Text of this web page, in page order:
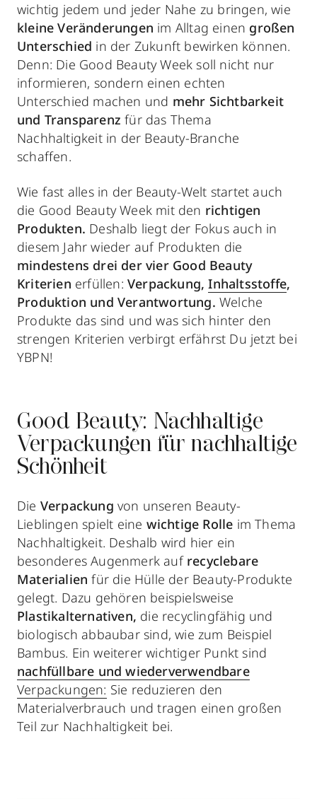
wichtig jedem und jeder Nahe zu bringen, wie
kleine Veränderungen im Alltag einen großen
Unterschied in der Zukunft bewirken können.
Denn: Die Good Beauty Week soll nicht nur
informieren, sondern einen echten
Unterschied machen und mehr Sichtbarkeit
und Transparenzfür das Thema
Nachhaltigkeit in der Beauty-Branche
schaffen.
Wie fast alles in der Beauty-Welt startet auch
die Good Beauty Week mit den richtigen
Produkten. Deshalb liegt der Fokus auch in
diesem Jahr wieder auf Produkten die
mindestens drei der vier Good Beauty
Kriterien erfüllen:Verpackung,Inhaltsstoffe,
Produktion und Verantwortung. Welche
Produkte das sind und was sich hinter den
strengen Kriterien verbirgt erfährst Du jetzt bei
YBPN!
Good Beauty: Nachhaltige
Verpackungen für nachhaltige
Schönheit
Die Verpackung von unseren Beauty-
Lieblingen spielt eine wichtige Rolle im Thema
Nachhaltigkeit. Deshalb wird hier ein
besonderes Augenmerk auf recyclebare
Materialien für die Hülle der Beauty-Produkte
gelegt. Dazu gehören beispielsweise
Plastikalternativen, die recyclingfähig und
biologisch abbaubar sind, wie zum Beispiel
Bambus. Ein weiterer wichtiger Punkt sind
nachfüllbare und wiederverwendbare
Verpackungen: Sie reduzieren den
Materialverbrauch und tragen einen großen
Teil zur Nachhaltigkeit bei.